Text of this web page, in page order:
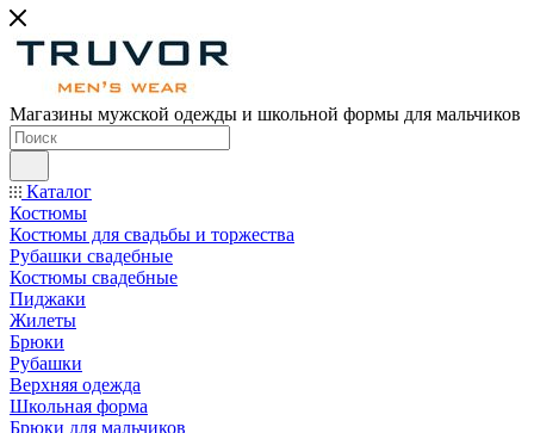
Магазины мужской одежды и школьной формы для мальчиков
Каталог
Костюмы
Костюмы для свадьбы и торжества
Рубашки свадебные
Костюмы свадебные
Пиджаки
Жилеты
Брюки
Рубашки
Верхняя одежда
Школьная форма
Брюки для мальчиков